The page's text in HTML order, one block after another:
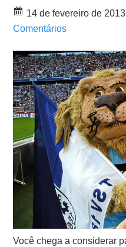
14 de fevereiro de 2013
Comentários
Você chega a considerar